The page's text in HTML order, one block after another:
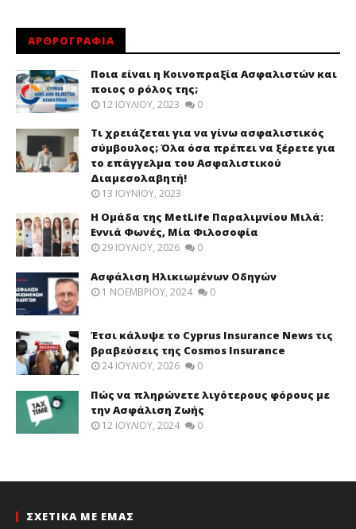
ΑΡΘΡΟΓΡΑΦΙΑ
Ποια είναι η Κοινοπραξία Ασφαλιστών και
ποιος ο ρόλος της;
12 ΙΟΥΛΊΟΥ, 2023 0
Τι χρειάζεται για να γίνω ασφαλιστικός
σύμβουλος; Όλα όσα πρέπει να ξέρετε για
το επάγγελμα του Ασφαλιστικού
Διαμεσολαβητή!
13 ΙΟΥΝΊΟΥ, 2023
Η Ομάδα της MetLife Παραλιμνίου Μιλά:
Εννιά Φωνές, Μία Φιλοσοφία
29 ΙΟΥΛΊΟΥ, 2026 0
Ασφάλιση Ηλικιωμένων Οδηγών
1 ΝΟΕΜΒΡΊΟΥ, 2024 0
Έτσι κάλυψε το Cyprus Insurance News τις
βραβεύσεις της Cosmos Insurance
24 ΙΟΥΛΊΟΥ, 2026 0
Πώς να πληρώνετε λιγότερους φόρους με
την Ασφάλιση Ζωής
12 ΙΟΥΛΊΟΥ, 2024 0
ΣΧΕΤΙΚΑ ΜΕ ΕΜΑΣ